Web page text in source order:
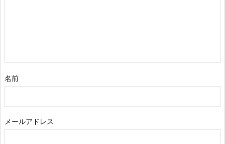
名前
メールアドレス